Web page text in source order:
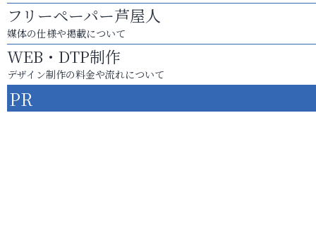
フリーペーパー芦屋人
媒体の仕様や掲載について
WEB・DTP制作
デザイン制作の料金や流れについて
PR